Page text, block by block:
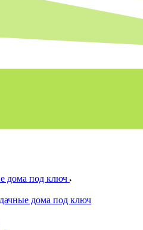
дома под ключ
дома под ключ